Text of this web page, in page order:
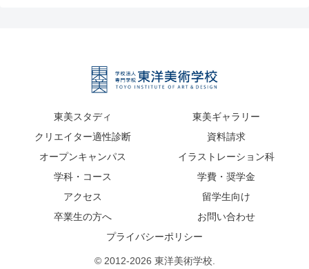
東美スタディ
東美ギャラリー
クリエイター適性診断
資料請求
オープンキャンパス
イラストレーション科
学科・コース
学費・奨学金
アクセス
留学生向け
卒業生の方へ
お問い合わせ
プライバシーポリシー
© 2012-2026 東洋美術学校.